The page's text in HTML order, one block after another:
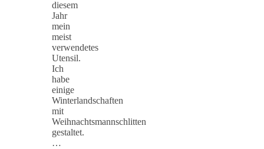
diesem
Jahr
mein
meist
verwendetes
Utensil.
Ich
habe
einige
Winterlandschaften
mit
Weihnachtsmannschlitten
gestaltet.
…